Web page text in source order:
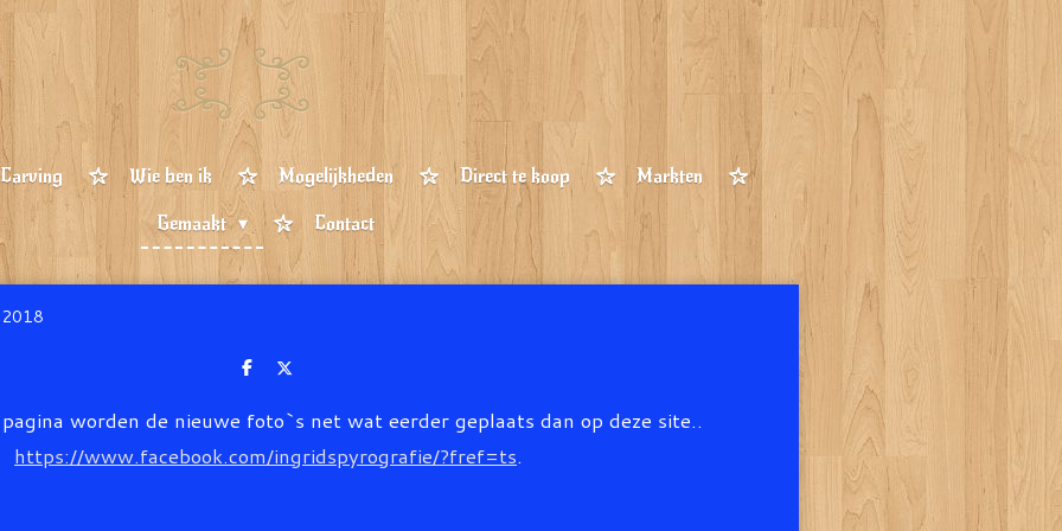
Carving Wie ben ik Mogelijkheden Direct te koop
Markten
Gemaakt
Contact
2018
D
e
D
l
worden de nieuwe foto`s net wat eerder geplaats dan op deze site..
https://www.facebook.com/ingridspyrografie/?fref=ts.